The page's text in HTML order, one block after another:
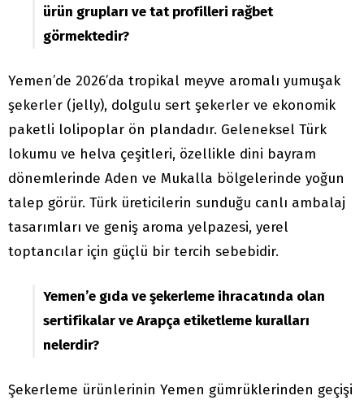
ürün grupları ve tat profilleri rağbet
görmektedir?
Yemen’de 2026’da tropikal meyve aromalı yumuşak
şekerler (jelly), dolgulu sert şekerler ve ekonomik
paketli lolipoplar ön plandadır. Geleneksel Türk
lokumu ve helva çeşitleri, özellikle dini bayram
dönemlerinde Aden ve Mukalla bölgelerinde yoğun
talep görür. Türk üreticilerin sunduğu canlı ambalaj
tasarımları ve geniş aroma yelpazesi, yerel
toptancılar için güçlü bir tercih sebebidir.
Yemen’e gıda ve şekerleme ihracatında olan
sertifikalar ve Arapça etiketleme kuralları
nelerdir?
Şekerleme ürünlerinin Yemen gümrüklerinden geçişi